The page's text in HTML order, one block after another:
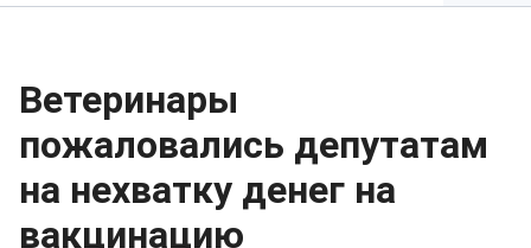
Ветеринары
пожаловались депутатам
на нехватку денег на
вакцинацию